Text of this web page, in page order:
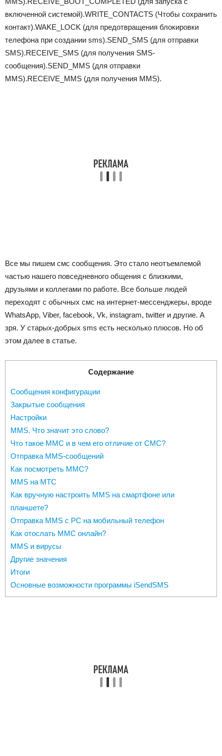
включенной системой).WRITE_CONTACTS (Чтобы сохранить
контакт).WAKE_LOCK (для предотвращения блокировки
телефона при создании sms).SEND_SMS (для отправки
SMS).RECEIVE_SMS (для получения SMS-
сообщения).SEND_MMS (для отправки
MMS).RECEIVE_MMS (для получения MMS).
Все мы пишем смс сообщения. Это стало неотъемлемой
частью нашего повседневного общения с близкими,
друзьями и коллегами по работе. Все больше людей
переходят с обычных смс на интернет-мессенджеры, вроде
WhatsApp, Viber, facebook, Vk, instagram, twitter и другие. А
зря. У старых-добрых sms есть несколько плюсов. Но об
этом далее в статье.
Содержание
Сообщения конфигурации
Закрытые сообщения
Настройки
MMS. Что значит это слово?
Что такое ММС и в чем его отличие от СМС?
Отправка MMS-сообщений
Как посмотреть ММС?
MMS на МТС
Как вручную настроить MMS на смартфоне или
планшете?
Отправка MMS c PC на мобильный телефон
Как отослать ММС онлайн?
MMS и вирусы
Другие значения
Итоги
Основные возможности программы iSendSMS